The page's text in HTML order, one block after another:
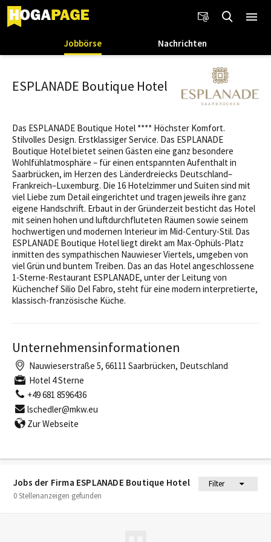
Jobbörse Nachrichten
Jobs der Firma ESPLANADE Boutique Hotel
Filter
0 Stellenanzeigen gefunden
ESPLANADE Boutique Hotel
Das ESPLANADE Boutique Hotel **** Höchster Komfort.
Stilvolles Design. Erstklassiger Service. Das ESPLANADE
Boutique Hotel bietet seinen Gästen eine ganz besondere
Wohlfühlatmosphäre – für einen entspannten Aufenthalt in
Saarbrücken, im Herzen des Länderdreiecks Deutschland–
Frankreich–Luxemburg. Die 16 Hotelzimmer und Suiten sind mit
viel Liebe zum Detail eingerichtet und tragen jeweils ihre ganz
eigene Handschrift. Erbaut in der Gründerzeit besticht das Hotel
mit seinen hohen und luftdurchfluteten Räumen sowie seinem
hochwertigen und modernen Interieur im Mid-Century-Stil. Das
ESPLANADE Boutique Hotel liegt direkt am Max-Ophüls-Platz
inmitten des sympathischen Nauwieser Viertels, umgeben von
viel Grün und buntem Treiben. Das an das Hotel angeschlossene
1-Sterne-Restaurant ESPLANADE, unter der Leitung von
Küchenchef Silio Del Fabro, steht für eine modern interpretierte,
klassisch-französische Küche.
Unternehmensinformationen
Nauwieserstraße 5, 66111 Saarbrücken, Deutschland
Hotel 4 Sterne
+49 681 8596436
lschedler@mkw.eu
Zur Webseite